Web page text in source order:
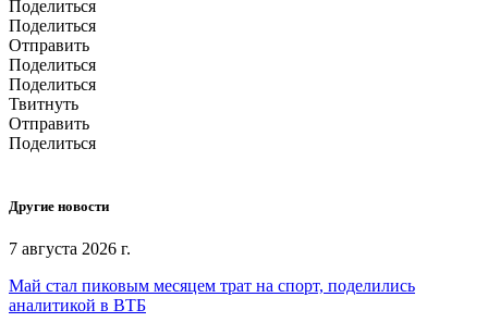
Поделиться
Поделиться
Отправить
Поделиться
Поделиться
Твитнуть
Отправить
Поделиться
Другие новости
7 августа 2026 г.
Май стал пиковым месяцем трат на спорт, поделились
аналитикой в ВТБ